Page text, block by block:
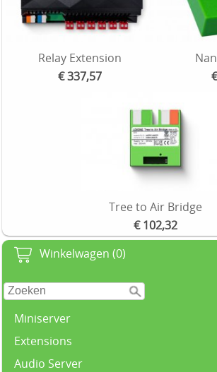
Winkelwagen (0)
Miniserver
Extensions
Audio Server
Relay Extension
€ 337,57
Tree to Air Bridge
€ 102,32